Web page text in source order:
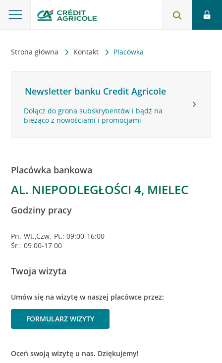
Strona główna Kontakt Placówka
Newsletter banku Credit Agricole
Dołącz do grona subskrybentów i bądź na
bieżąco z nowościami i promocjami
Placówka bankowa
AL. NIEPODLEGŁOŚCI 4, MIELEC
Godziny pracy
Pn.-Wt.,Czw.-Pt.: 09:00-16:00
Śr.: 09:00-17:00
Twoja wizyta
Umów się na wizytę w naszej placówce przez:
FORMULARZ WIZYTY
Oceń swoją wizytę u nas. Dziękujemy!